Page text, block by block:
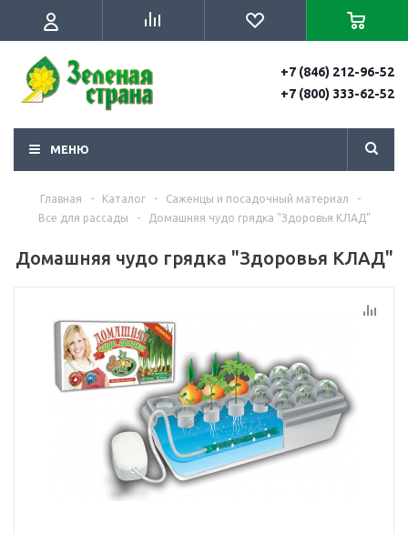
+7 (846) 212-96-52
+7 (800) 333-62-52
МЕНЮ
Главная - Каталог - Саженцы и посадочный материал
-
Все для рассады
- Домашняя чудо грядка "Здоровья КЛАД"
Домашняя чудо грядка "Здоровья КЛАД"